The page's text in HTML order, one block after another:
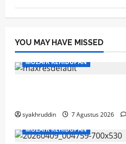
YOU MAY HAVE MISSED
MOZAIK KEHIDUPAN
syakhruddin 7 Agustus 2026
MOZAIK KEHIDUPAN